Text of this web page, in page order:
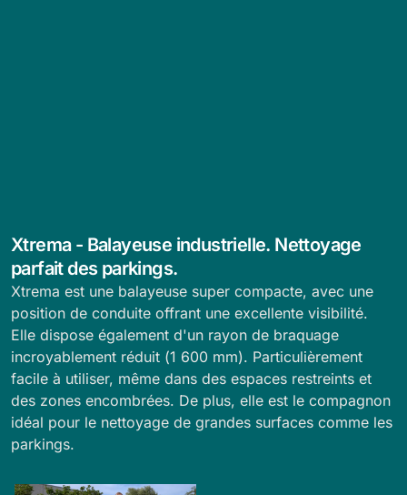
Xtrema - Balayeuse industrielle. Nettoyage
parfait des parkings.
Xtrema est une balayeuse super compacte, avec une
position de conduite offrant une excellente visibilité.
Elle dispose également d'un rayon de braquage
incroyablement réduit (1 600 mm). Particulièrement
facile à utiliser, même dans des espaces restreints et
des zones encombrées. De plus, elle est le compagnon
idéal pour le nettoyage de grandes surfaces comme les
parkings.